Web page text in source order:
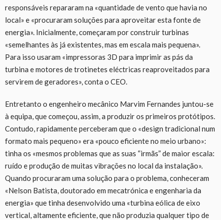
responsáveis repararam na «quantidade de vento que havia no
local» e «procuraram soluções para aproveitar esta fonte de
energia». Inicialmente, começaram por construir turbinas
«semelhantes às já existentes, mas em escala mais pequena».
Para isso usaram «impressoras 3D para imprimir as pás da
turbina e motores de trotinetes eléctricas reaproveitados para
servirem de geradores», conta o CEO.
Entretanto o engenheiro mecânico Marvim Fernandes juntou-se
à equipa, que começou, assim, a produzir os primeiros protótipos.
Contudo, rapidamente perceberam que o «design tradicional num
formato mais pequeno» era «pouco eficiente no meio urbano»:
tinha os «mesmos problemas que as suas “irmãs” de maior escala:
ruído e produção de muitas vibrações no local da instalação».
Quando procuraram uma solução para o problema, conheceram
«Nelson Batista, doutorado em mecatrónica e engenharia da
energia» que tinha desenvolvido uma «turbina eólica de eixo
vertical, altamente eficiente, que não produzia qualquer tipo de